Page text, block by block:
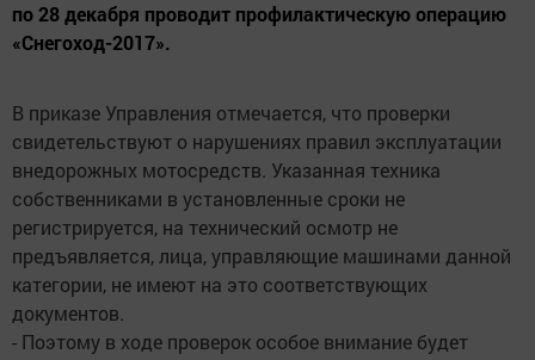
по 28 декабря проводит профилактическую операцию
«Снегоход-2017».
В приказе Управления отмечается, что проверки
свидетельствуют о нарушениях правил эксплуатации
внедорожных мотосредств. Указанная техника
собственниками в установленные сроки не
регистрируется, на технический осмотр не
предъявляется, лица, управляющие машинами данной
категории, не имеют на это соответствующих
документов.
- Поэтому в ходе проверок особое внимание будет